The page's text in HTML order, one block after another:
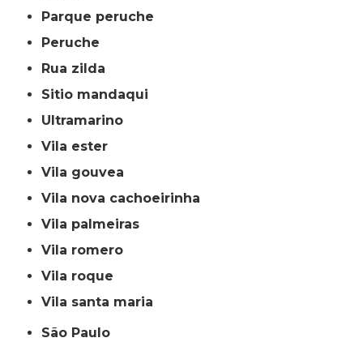
parque peruche
peruche
rua zilda
sitio mandaqui
ultramarino
vila ester
vila gouvea
vila nova cachoeirinha
vila palmeiras
vila romero
vila roque
vila santa maria
São Paulo